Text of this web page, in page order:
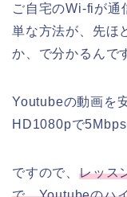
ご自宅のWi-fiが通
単な方法が、先ほ
か、で分かるんで
Youtubeの動画を
HD1080pで
ですので、 レッス